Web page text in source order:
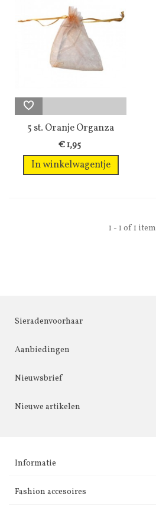
5 st. Oranje Organza
sieraden...
€ 1,95
In winkelwagentje
1 - 1 of 1 item
Sieradenvoorhaar
Aanbiedingen
Nieuwsbrief
Nieuwe artikelen
Informatie
Fashion accesoires